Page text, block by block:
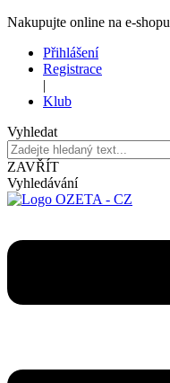
Nakupujte online na e-shopu
Přihlášení
Registrace
|
Klub
Vyhledat
ZAVŘÍT
Vyhledávání